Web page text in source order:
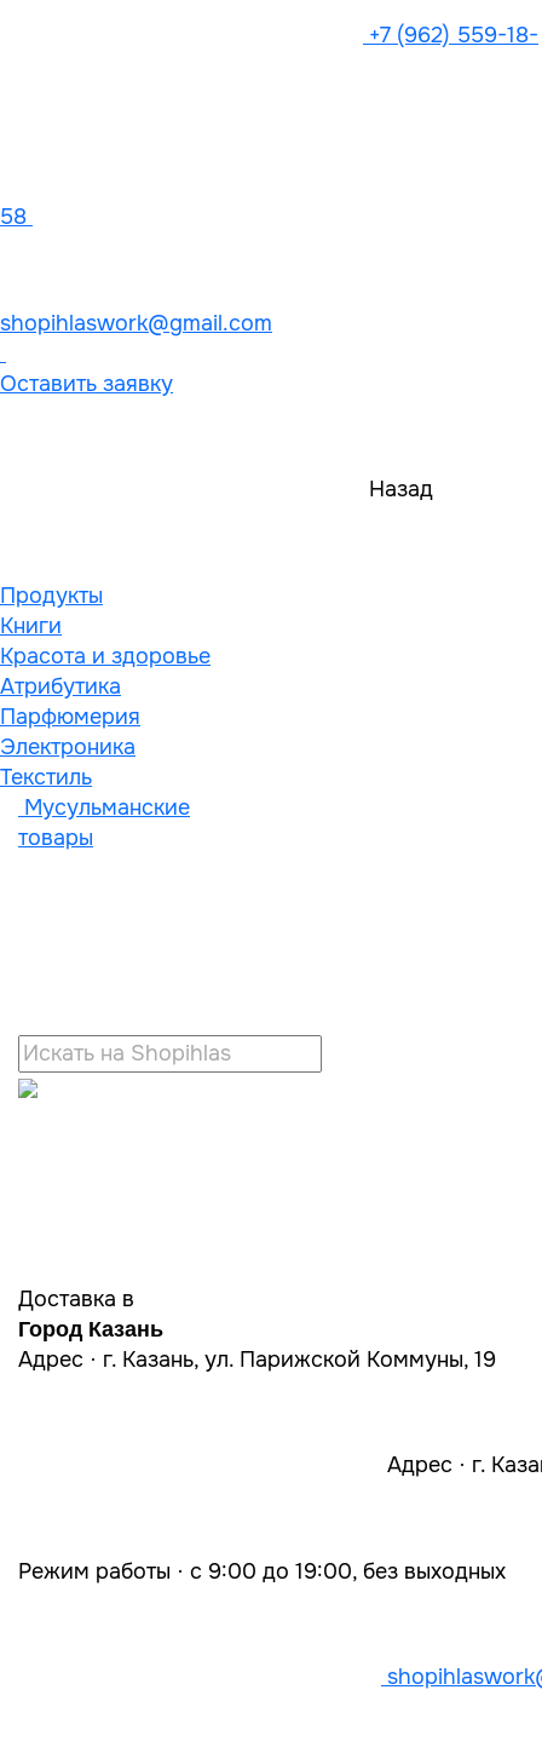
+7 (962) 559-18-
58
shopihlaswork@gmail.com
Оставить заявку
Назад
Продукты
Книги
Красота и здоровье
Атрибутика
Парфюмерия
Электроника
Текстиль
Мусульманские
товары
Доставка в
Город Казань
Адрес · г. Казань, ул. Парижской Коммуны, 19
Адрес · г.
Режим работы · с 9:00 до 19:00, без выходных